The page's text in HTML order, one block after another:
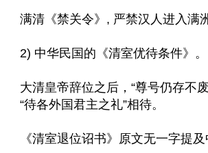
满清《禁关令》, 严禁汉人进入满洲
2) 中华民国的《清室优待条件》。
大清皇帝辞位之后，“尊号仍存不
“待各外国君主之礼”相待。
《清室退位诏书》原文无一字提及